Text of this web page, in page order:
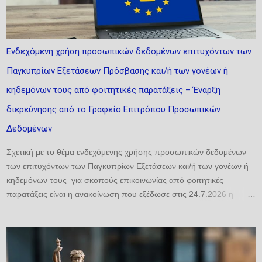
αλληλεπίδραση των σχετικών ρυθμίσεων, να εντοπίσει τυχόν
αντινομίες και να προτείνει τη δέουσα διευθέτηση. Ιδιαίτερη έμφαση
2024/1143, ο οποίος αναδιαμορφώνει το πλαίσιο για τις ΠΟΠ/ΠΓΕ·
αφετέρου, στη σχετικοποίηση της έννοιας της καταγωγής λόγω της
κλιματικής αλλαγής και των γεωπολιτικών κρίσεων. ...
Ενδεχόμενη χρήση προσωπικών δεδομένων επιτυχόντων των
Παγκυπρίων Εξετάσεων Πρόσβασης και/ή των γονέων ή
κηδεμόνων τους από φοιτητικές παρατάξεις – Έναρξη
διερεύνησης από το Γραφείο Επιτρόπου Προσωπικών
Δεδομένων
Σχετική με το θέμα ενδεχόμενης χρήσης προσωπικών δεδομένων
των επιτυχόντων των Παγκυπρίων Εξετάσεων και/ή των γονέων ή
κηδεμόνων τους για σκοπούς επικοινωνίας από φοιτητικές
παρατάξεις είναι η ανακοίνωση που εξέδωσε στις 24.7.2026 η
χρήσης προσωπικών δεδομένων επιτυχόντων και/ή των γονέων ή
κηδεμόνων τους για σκοπούς επικοινωνίας από φοιτητικές